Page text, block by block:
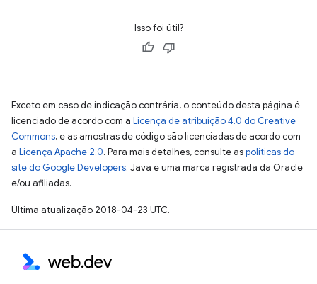
Isso foi útil?
Exceto em caso de indicação contrária, o conteúdo desta página é
licenciado de acordo com a Licença de atribuição 4.0 do Creative
Commons, e as amostras de código são licenciadas de acordo com
a Licença Apache 2.0. Para mais detalhes, consulte aspolíticas do
site do Google Developers. Java é uma marca registrada da Oracle
e/ou afiliadas.
Última atualização 2018-04-23 UTC.